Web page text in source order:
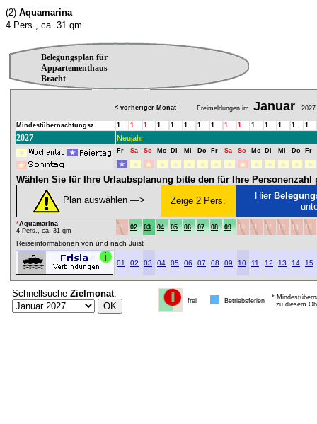
(2) Aquamarina
4 Pers., ca. 31 qm
Belegungsplan für
Appartementhaus
Bracht
< vorheriger Monat Freimeldungen im Januar 2027
Mindestübernachtungsz. 1 1 1 1 1 1 1 1 1 1 1 1 1 1 1
2027 Neujahr
Fr Sa So Mo Di Mi Do Fr Sa So Mo Di Mi Do Fr
Wählen Sie für Ihre Urlaubsplanung bitte den für Ihre Personenzahl
Plan auswählen ―>
Zeige 2 Pers. Hier
*Aquamarina
4 Pers., ca. 31 qm
01 02 03 04 05 06 07 08 09 10 11 12 13 14 15
Reiseinformationen von und nach Juist
01 02 03 04 05 06 07 08 09 10 11 12 13 14 15
Schnellsuche Zielmonat:
frei Betriebsferien
*
zu diesem